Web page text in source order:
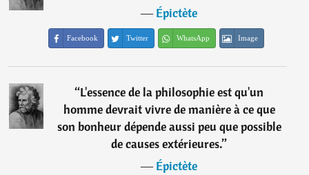
―Épictète
Facebook Twitter WhatsApp Image
“L'essence de la philosophie est qu'un
homme devrait vivre de manière à ce que
son bonheur dépende aussi peu que possible
de causes extérieures.”
―Épictète